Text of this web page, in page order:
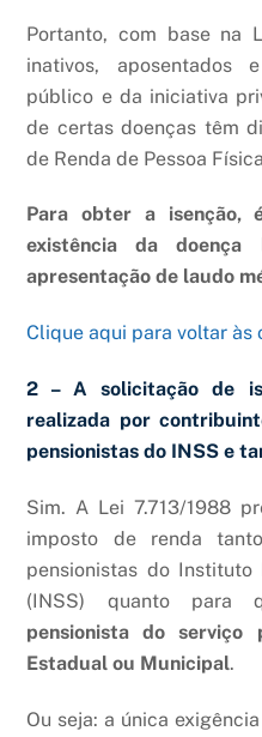
Portanto, com base na
inativos, aposentados
público e da iniciativa
de certas doenças têm
de Renda de Pessoa
Para obter a isenção,
existência da
apresentação de laudo
Clique aqui para voltar às
2 – A solicitação de
realizada por
pensionistas do INSS e
Sim. A Lei 7.713/1988
imposto de renda
pensionistas do
(INSS) quanto
pensionista do serviço
Estadual ou Municipal.
Ou seja: a única